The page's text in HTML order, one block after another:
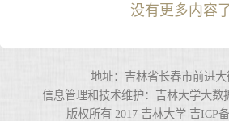
没有更多内容
地址：吉林省长春市前进大
信息管理和技术维护：吉林大学大数
版权所有 2017 吉林大学 吉ICP